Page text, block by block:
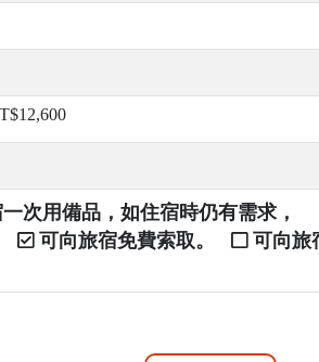
次用備品，如住宿時仍有需求，
可向旅宿免費索取。
可向旅